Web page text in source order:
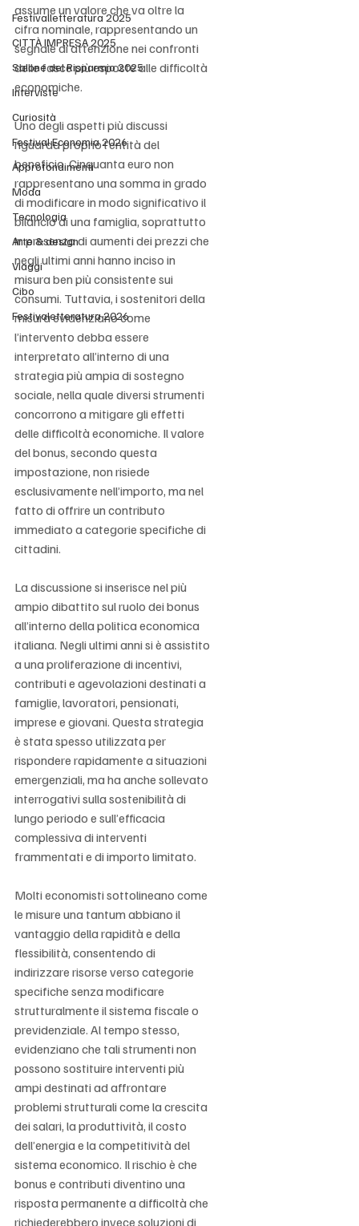
Festivalletteratura 2025
CITTÀ IMPRESA 2025
Salone del Risparmio 2025
Interviste
Curiosità
Festival Economia 2026
Approfondimenti
Moda
Tecnologia
Arte & design
Viaggi
Cibo
Festivaletteratura 2026
assume un valore che va oltre la
cifra nominale, rappresentando un
segnale di attenzione nei confronti
delle fasce più esposte alle difficoltà
economiche.
Uno degli aspetti più discussi
riguarda proprio l’entità del
beneficio. Cinquanta euro non
rappresentano una somma in grado
di modificare in modo significativo il
bilancio di una famiglia, soprattutto
in presenza di aumenti dei prezzi che
negli ultimi anni hanno inciso in
misura ben più consistente sui
consumi. Tuttavia, i sostenitori della
misura evidenziano come
l’intervento debba essere
interpretato all’interno di una
strategia più ampia di sostegno
sociale, nella quale diversi strumenti
concorrono a mitigare gli effetti
delle difficoltà economiche. Il valore
del bonus, secondo questa
impostazione, non risiede
esclusivamente nell’importo, ma nel
fatto di offrire un contributo
immediato a categorie specifiche di
cittadini.
La discussione si inserisce nel più
ampio dibattito sul ruolo dei bonus
all’interno della politica economica
italiana. Negli ultimi anni si è assistito
a una proliferazione di incentivi,
contributi e agevolazioni destinati a
famiglie, lavoratori, pensionati,
imprese e giovani. Questa strategia
è stata spesso utilizzata per
rispondere rapidamente a situazioni
emergenziali, ma ha anche sollevato
interrogativi sulla sostenibilità di
lungo periodo e sull’efficacia
complessiva di interventi
frammentati e di importo limitato.
Molti economisti sottolineano come
le misure una tantum abbiano il
vantaggio della rapidità e della
flessibilità, consentendo di
indirizzare risorse verso categorie
specifiche senza modificare
strutturalmente il sistema fiscale o
previdenziale. Al tempo stesso,
evidenziano che tali strumenti non
possono sostituire interventi più
ampi destinati ad affrontare
problemi strutturali come la crescita
dei salari, la produttività, il costo
dell’energia e la competitività del
sistema economico. Il rischio è che
bonus e contributi diventino una
risposta permanente a difficoltà che
richiederebbero invece soluzioni di